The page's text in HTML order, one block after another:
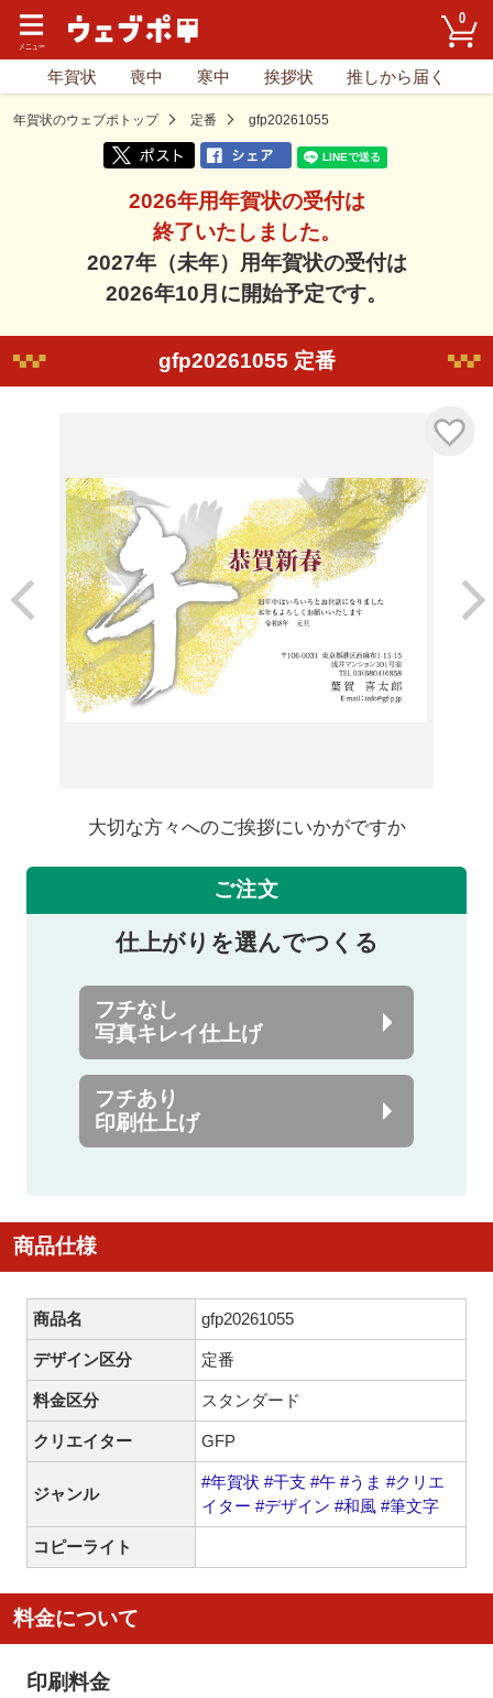
0
年賀状 喪中 寒中 挨拶状 推しから届く
年賀状のウェブポトップ 定番 gfp20261055
2026年用年賀状の受付は
終了いたしました。
2027年（未年）用年賀状の受付は
2026年10月に開始予定です。
gfp20261055 定番
大切な方々へのご挨拶にいかがですか
ご注文
仕上がりを選んでつくる
フチなし
写真キレイ仕上げ
フチあり
印刷仕上げ
商品仕様
商品名 gfp20261055
デザイン区分 定番
料金区分 スタンダード
クリエイター GFP
ジャンル
#年賀状 #干支 #午 #うま #クリエ
イター #デザイン #和風 #筆文字
コピーライト
料金について
印刷料金